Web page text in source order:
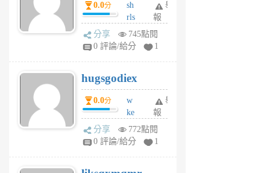
月
前
0.0分
sh
rls
k
m
6
個
月
前
舉
報
分享
745點閱
0 評論/給分
1
hugsgodiex
0.0分
w
ke
rv
pj
舉
報
分享
772點閱
0 評論/給分
1